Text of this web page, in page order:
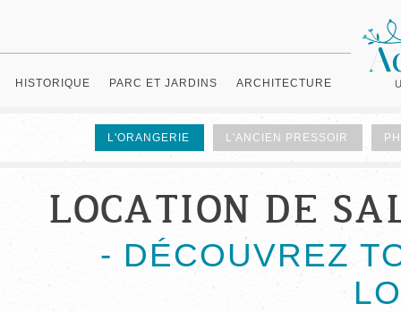
HISTORIQUE PARC ET JARDINS ARCHITECTURE
L'ORANGERIE L'ANCIEN PRESSOIR
LOCATION DE
- DÉCOUVREZ